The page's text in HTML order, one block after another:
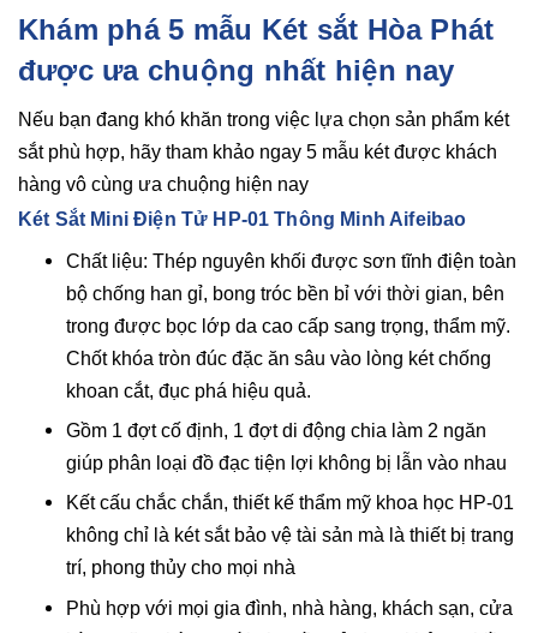
Khám phá 5 mẫu Két sắt Hòa Phát
được ưa chuộng nhất hiện nay
Nếu bạn đang khó khăn trong việc lựa chọn sản phẩm két
sắt phù hợp, hãy tham khảo ngay 5 mẫu két được khách
hàng vô cùng ưa chuộng hiện nay
Két Sắt Mini Điện Tử HP-01 Thông Minh Aifeibao
Chất liệu: Thép nguyên khối được sơn tĩnh điện toàn
bộ chống han gỉ, bong tróc bền bỉ với thời gian, bên
trong được bọc lớp da cao cấp sang trọng, thẩm mỹ.
Chốt khóa tròn đúc đặc ăn sâu vào lòng két chống
khoan cắt, đục phá hiệu quả.
Gồm 1 đợt cố định, 1 đợt di động chia làm 2 ngăn
giúp phân loại đồ đạc tiện lợi không bị lẫn vào nhau
Kết cấu chắc chắn, thiết kế thẩm mỹ khoa học HP-01
không chỉ là két sắt bảo vệ tài sản mà là thiết bị trang
trí, phong thủy cho mọi nhà
Phù hợp với mọi gia đình, nhà hàng, khách sạn, cửa